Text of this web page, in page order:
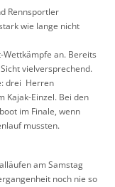
Rennsportler
wie lange nicht
Wettkämpfe an. Bereits
vielversprechend.
drei Herren
Kajak-Einzel. Bei den
im Finale, wenn
mussten.
am Samstag
noch nie so